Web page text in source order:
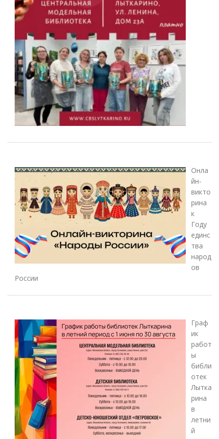
Онла
йн-
викто
рина
к
Году
единс
тва
народ
ов
России
Граф
ик
работ
ы
библи
отек
Лытка
рина
в
летни
й